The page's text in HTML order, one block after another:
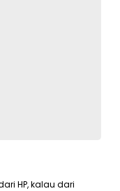
HP, kalau dari